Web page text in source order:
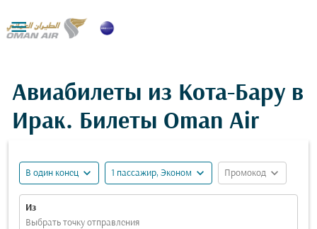

Авиабилеты из Кота-Бару в
Ирак. Билеты Oman Air
В один конец expand_more 1 пассажир, Эконом expand_more Промокод expand_more
Из
Выбрать точку отправления